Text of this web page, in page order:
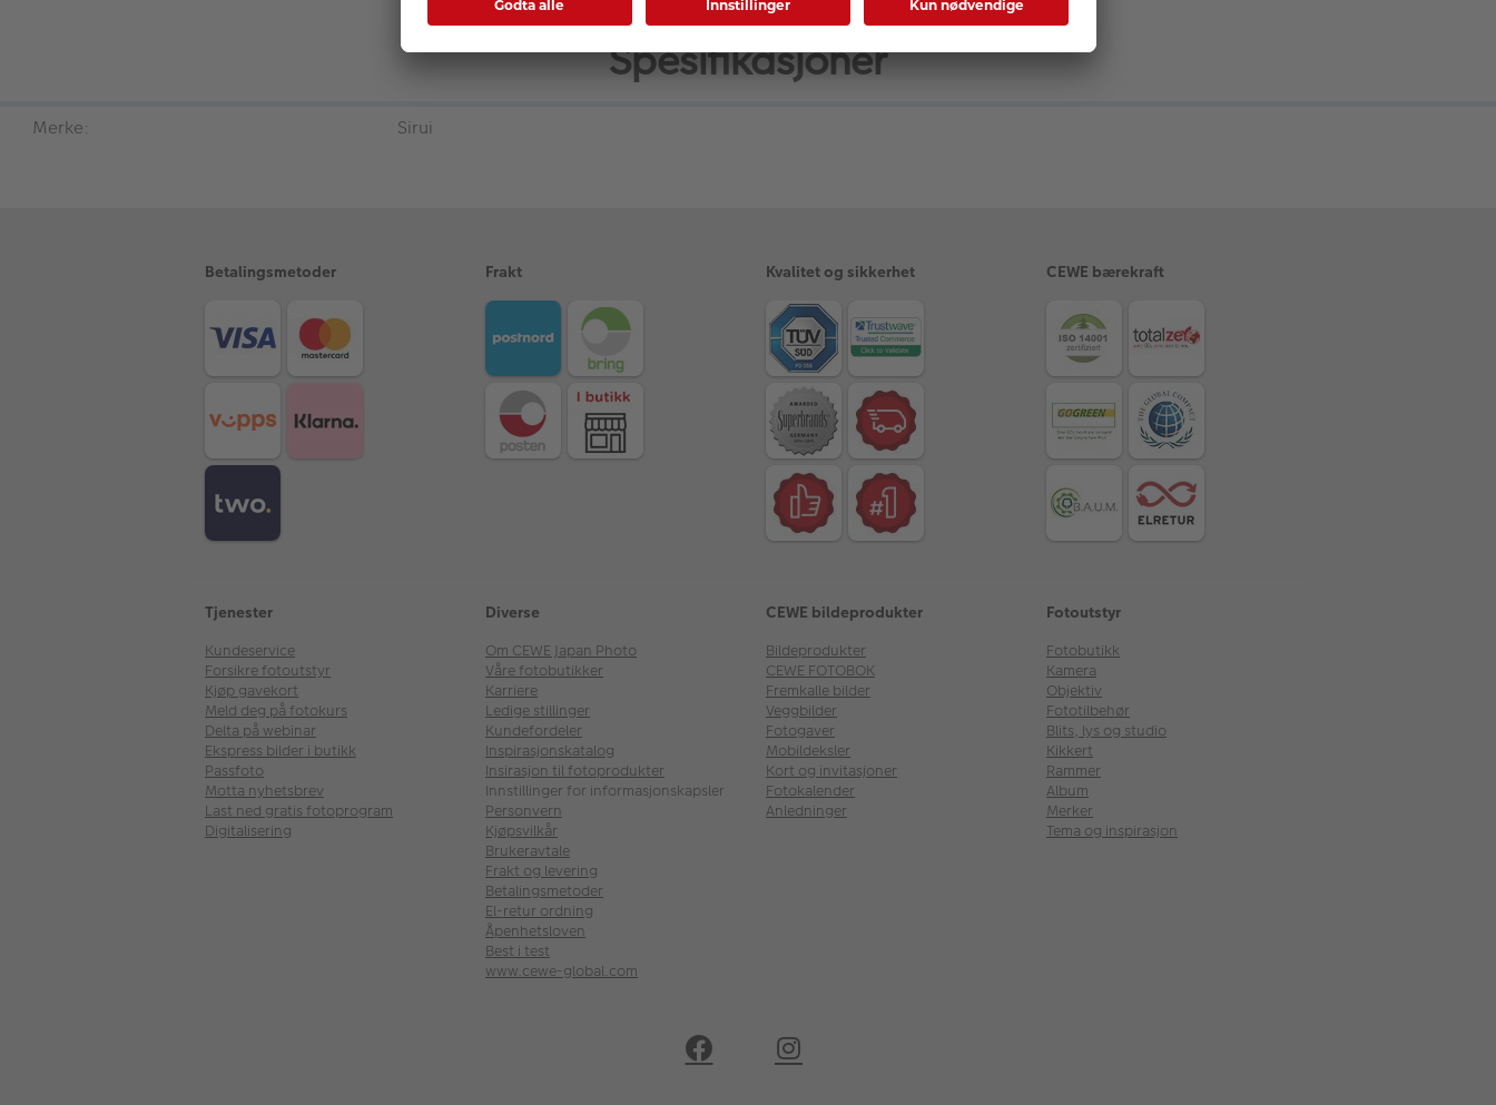
Spesifikasjoner
Merke: Sirui
Betalingsmetoder Frakt Kvalitet og sikkerhet CEWE bærekraft
Tjenester
Kundeservice
Forsikre fotoutstyr
Kjøp gavekort
Meld deg på fotokurs
Delta på webinar
Ekspress bilder i butikk
Passfoto
Motta nyhetsbrev
Last ned gratis fotoprogram
Digitalisering
Diverse
Om CEWE Japan Photo
Våre fotobutikker
Karriere
Ledige stillinger
Kundefordeler
Inspirasjonskatalog
Insirasjon til fotoprodukter
Innstillinger for informasjonskapsler
Personvern
Kjøpsvilkår
Brukeravtale
Frakt og levering
Betalingsmetoder
El-retur ordning
Åpenhetsloven
Best i test
www.cewe-global.com
CEWE bildeprodukter
Bildeprodukter
CEWE FOTOBOK
Fremkalle bilder
Veggbilder
Fotogaver
Mobildeksler
Kort og invitasjoner
Fotokalender
Anledninger
Fotoutstyr
Fotobutikk
Kamera
Objektiv
Fototilbehør
Blits, lys og studio
Kikkert
Rammer
Album
Merker
Tema og inspirasjon